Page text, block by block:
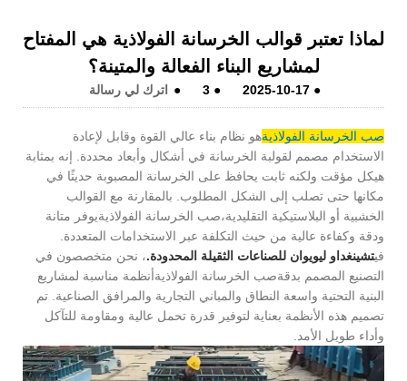
لماذا تعتبر قوالب الخرسانة الفولاذية هي المفتاح
لمشاريع البناء الفعالة والمتينة؟
●
2025-10-17
●
3
● اترك لي رسالة
صب الخرسانة الفولاذيةهو نظام بناء عالي القوة وقابل لإعادة
الاستخدام مصمم لقولبة الخرسانة في أشكال وأبعاد محددة. إنه بمثابة
هيكل مؤقت ولكنه ثابت يحافظ على الخرسانة المصبوبة حديثًا في
مكانها حتى تصلب إلى الشكل المطلوب. بالمقارنة مع القوالب
الخشبية أو البلاستيكية التقليدية،صب الخرسانة الفولاذيةيوفر متانة
ودقة وكفاءة عالية من حيث التكلفة عبر الاستخدامات المتعددة.
فيتشينغداو ليويوان للصناعات الثقيلة المحدودة.، نحن متخصصون في
التصنيع المصمم بدقةصب الخرسانة الفولاذيةأنظمة مناسبة لمشاريع
البنية التحتية واسعة النطاق والمباني التجارية والمرافق الصناعية. تم
تصميم هذه الأنظمة بعناية لتوفير قدرة تحمل عالية ومقاومة للتآكل
وأداء طويل الأمد.